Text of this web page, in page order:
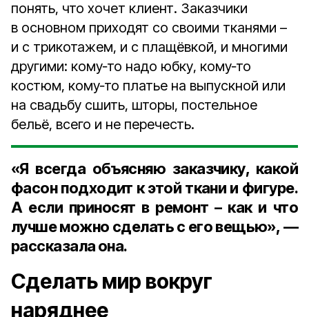
понять, что хочет клиент. Заказчики
в основном приходят со своими тканями –
и с трикотажем, и с плащёвкой, и многими
другими: кому‑то надо юбку, кому‑то
костюм, кому‑то платье на выпускной или
на свадьбу сшить, шторы, постельное
бельё, всего и не перечесть.
«Я всегда объясняю заказчику, какой
фасон подходит к этой ткани и фигуре.
А если приносят в ремонт – как и что
лучше можно сделать с его вещью», —
рассказала она.
Сделать мир вокруг
наряднее